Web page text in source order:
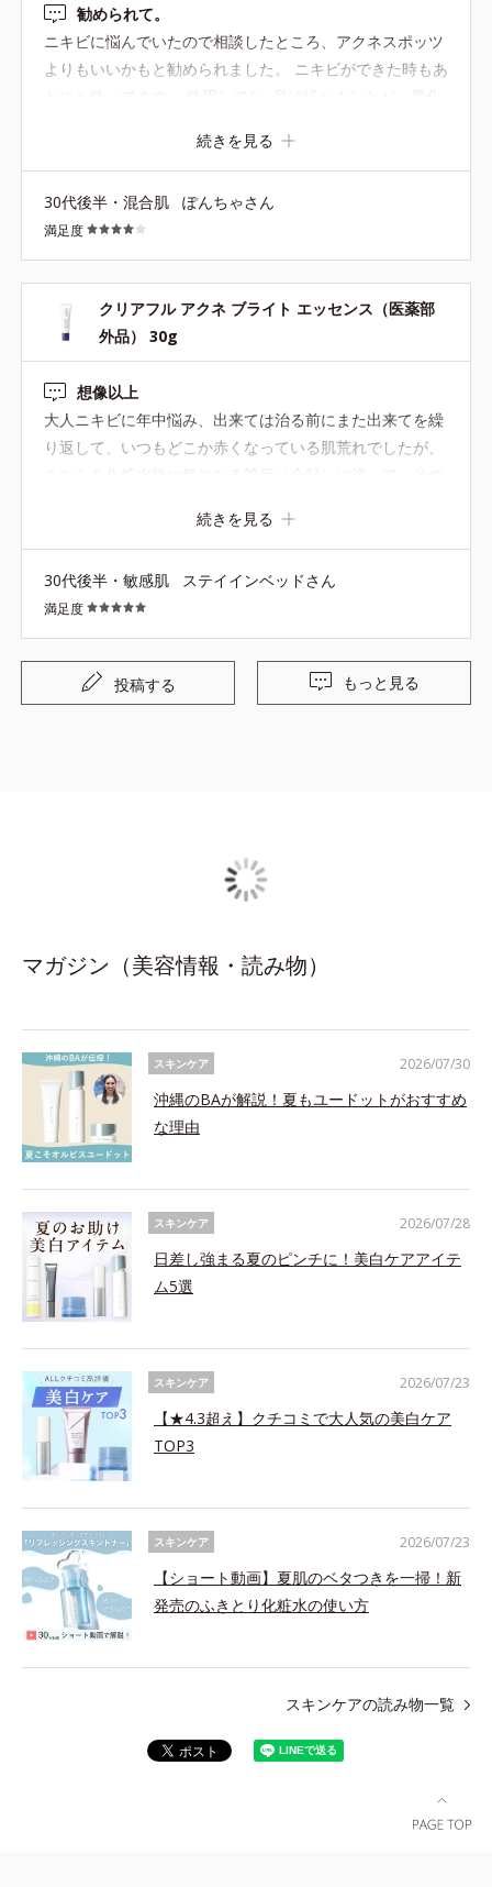
勧められて。
ニキビに悩んでいたので相談したところ、アクネスポッツ
よりもいいかもと勧められました。 ニキビができた時もあ
完全にはやはり消えません。 古い頬にあるニキビあとには
効果がなく。。。
続きを見る
30代後半・混合肌 ぽんちゃさん
満足度
クリアフル アクネ ブライト エッセンス（医薬部
外品） 30g
想像以上
大人ニキビに年中悩み、出来ては治る前にまた出来てを繰
り返して、いつもどこか赤くなっている肌荒れでしたが、
らいで効果が出始めました。今は肌に新しくニキビが出来
そうなザラザラがあってもそれ以上酷くなることは減り、
ニキビ跡も綺麗になってきました。リピ予定です！
続きを見る
30代後半・敏感肌 ステイインベッドさん
満足度
投稿する もっと見る
マガジン（美容情報・読み物）
スキンケア
沖縄のBAが解説！夏もユードットがおすすめ
な理由
2026/07/30
スキンケア
日差し強まる夏のピンチに！美白ケアアイテ
ム5選
2026/07/28
スキンケア
【★4.3超え】クチコミで大人気の美白ケア
TOP3
2026/07/23
スキンケア
【ショート動画】夏肌のベタつきを一掃！新
発売のふきとり化粧水の使い方
2026/07/23
スキンケアの読み物一覧